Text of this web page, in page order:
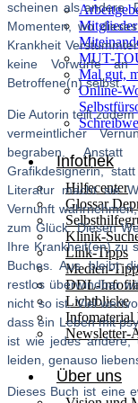
MUT-
Mal gut,
Online-
Infothek
Hilfecenter
Glossar
Klinik-
Link-Tipps
Medien-
DDL-
Lichtblicke
Infomaterial
Newsletter-
Über uns
scheinen als andere.
Momenten, wo
Krankheit
keine Vorwürfe
Betroffene(n) selbst.
Die Autorin teilt
vermeintlicher
begraben.
Grafikdesignerin,
Literatur macht sie
Vernunft
zum Glück. Diesen
Ihre Krankheit(en) zu
Buches. Aus bleibt
restlos überwindbar
nicht so ist. Viel
dass ein Leben mit
ist wie jedes andere,
leiden, genauso
Dieses Buch ist eine